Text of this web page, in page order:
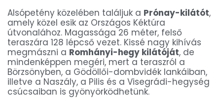
Alsópetény közelében találjuk a Prónay-kilátót,
amely közel esik az Országos Kéktúra
útvonalához. Magassága 26 méter, felső
teraszára 128 lépcső vezet. Kissé nagy kihívás
megmászni a Romhányi-hegy kilátóját, de
mindenképpen megéri, mert a teraszról a
Börzsönyben, a Gödöllői-dombvidék lankáiban,
illetve a Naszály, a Pilis és a Visegrádi-hegység
csúcsaiban is gyönyörködhetünk.